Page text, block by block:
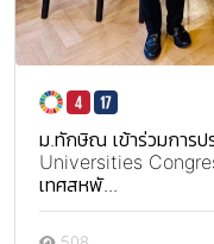
ม.ทักษิณ เข้าร่วมการ
Universities
เทศสหพั...